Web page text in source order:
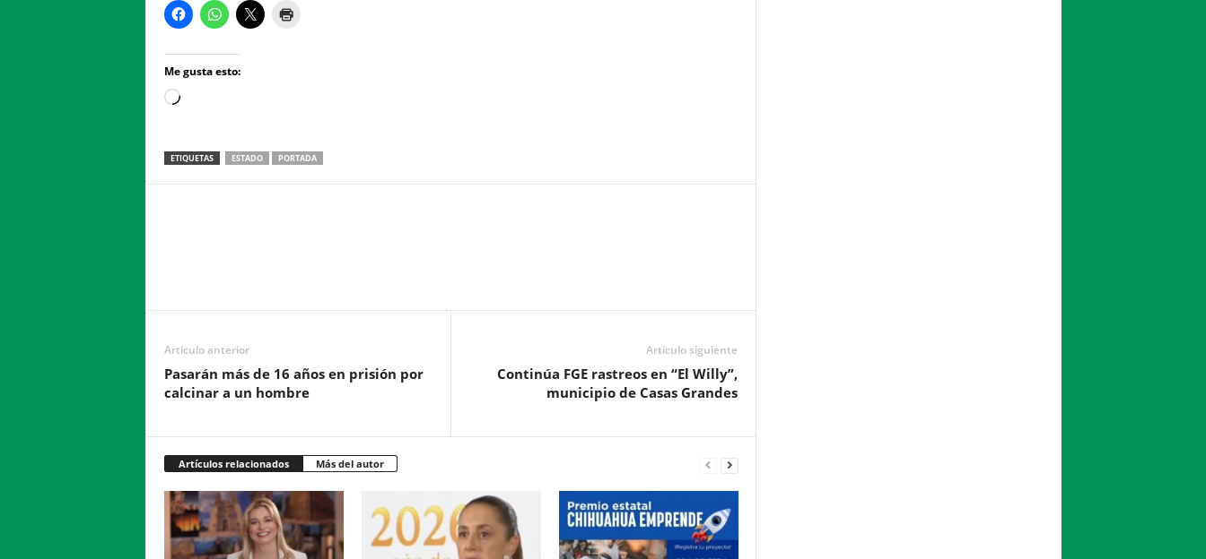
Me gusta esto:
Loading…
ETIQUETAS ESTADO PORTADA
Artículo anterior
Pasarán más de 16 años en prisión por
calcinar a un hombre
Artículo siguiente
Continúa FGE rastreos en “El Willy”,
municipio de Casas Grandes
Artículos relacionados Más del autor